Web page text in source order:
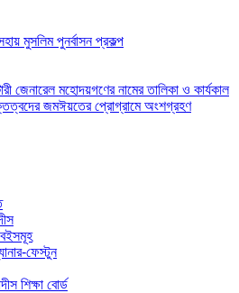
মুসলিম পুনর্বাসন প্রকল্প
জেনারেল মহোদয়গণের নামের তালিকা ও কার্যকাল
জমঈয়তের প্রোগ্রামে অংশগ্রহণ
ফেস্টুন
শিক্ষা বোর্ড